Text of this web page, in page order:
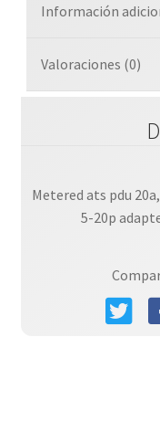
Información
Valoraciones (0)
Metered ats pdu
5-20p